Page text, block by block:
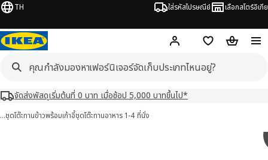
TH ใส่รหัสไปรษณีย์ เลือกสโตร์อิเกีย
Hej! เข้าสู่ระบบ หรือ ลงทะเ
ช้อปปิ้งลิสต์ตะกร้าสินค้
จัดส่งพัสดุเริ่มต้นที่ 0 บาท เมื่อช้อป 5,000 บาทขึ้นไป*
…ชุดโต๊ะทานข้าวพร้อมเก้าอี้ชุดโต๊ะทานอาหาร 1-4 ที่นั่ง